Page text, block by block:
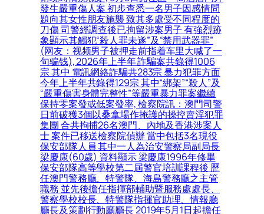
發生嚴重傷人案 初步查悉一名男子因感情問
題向其女性朋友施襲 致其多處受不同程度的
刀傷 司警經調查後已拘留涉案男子 有強烈跡
象顯示其觸犯“殺人罪未遂”及“禁用武器罪”
(网友：视频男子被押走前指着车里大喊了一
句骗钱), 2026年上半年 詐騙案共錄得1006
宗 其中 電訊網絡詐騙共283宗 暴力犯罪方面
今年上半年共錄得129宗 其中“綁架”“殺人”及
“嚴重傷害身體完整性”等嚴重暴力罪案繼續
保持零案發或低案發率, 檢察院訊：澳門司警
日前破獲3個以桑拿場作掩護的操控賣淫犯罪
集團 合共拘捕26名澳門、內地及香港涉案人
士 案件已移送檢察院偵辦 當中包括3名現役
保安部隊人員 其中一人為治安警察局副局長
梁慶康(60歲) 資料顯示 梁慶康1996年修畢
保安部隊高等學校第二屆警官培訓課程後 歷
任澳門警務廳、特警隊、海島警務廳之主管
職務 並先後擔任指揮部輔助暨服務處處長、
警察學校校長、特警隊指揮官助理、情報廳
廳長及策劃行動廳廳長 2019年5月1日起擔任